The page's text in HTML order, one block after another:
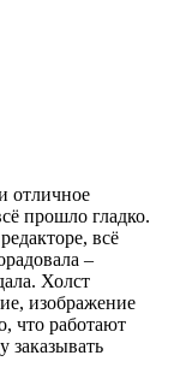
отличное
прошло гладко.
всё
–
Холст
изображение
что работают
заказывать